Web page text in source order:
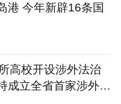
条国
高校开设涉外法治
成立全省首家涉外法